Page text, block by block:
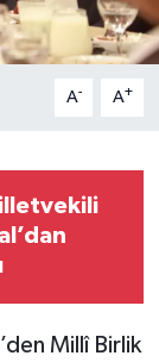
A- A+
Millî Birlik